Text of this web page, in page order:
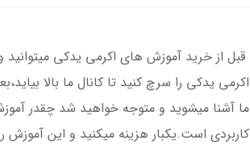
قبل از خرید آموزش های اکرمی یدکی
اکرمی یدکی را سرچ کنید تا کانال ما بالا
ما آشنا میشوید و متوجه خواهید شد چقدر
کاربردی است.یکبار هزینه میکنید و این